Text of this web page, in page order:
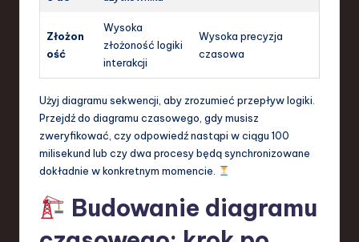
Złożon
ość
Wysoka
złożoność logiki
interakcji
Wysoka precyzja
czasowa
Użyj diagramu sekwencji, aby zrozumieć przepływ logiki.
Przejdź do diagramu czasowego, gdy musisz
zweryfikować, czy odpowiedź nastąpi w ciągu 100
milisekund lub czy dwa procesy będą synchronizowane
dokładnie w konkretnym momencie.
Budowanie diagramu